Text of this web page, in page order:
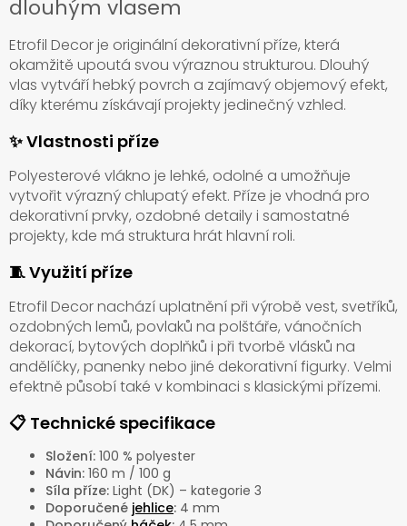
dlouhým vlasem
Etrofil Decor je originální dekorativní příze, která
okamžitě upoutá svou výraznou strukturou. Dlouhý
vlas vytváří hebký povrch a zajímavý objemový efekt,
díky kterému získávají projekty jedinečný vzhled.
✨ Vlastnosti příze
Polyesterové vlákno je lehké, odolné a umožňuje
vytvořit výrazný chlupatý efekt. Příze je vhodná pro
dekorativní prvky, ozdobné detaily i samostatné
projekty, kde má struktura hrát hlavní roli.
🧵 Využití příze
Etrofil Decor nachází uplatnění při výrobě vest, svetříků,
ozdobných lemů, povlaků na polštáře, vánočních
dekorací, bytových doplňků i při tvorbě vlásků na
andělíčky, panenky nebo jiné dekorativní figurky. Velmi
efektně působí také v kombinaci s klasickými přízemi.
📋 Technické specifikace
Složení: 100 % polyester
Návin: 160 m / 100 g
Síla příze: Light (DK) – kategorie 3
Doporučené jehlice: 4 mm